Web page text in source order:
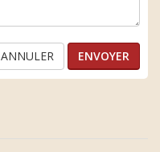
ANNULER